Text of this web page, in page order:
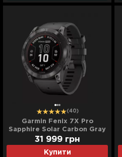
(40)
Garmin Fenix 7X Pro
Sapphire Solar Carbon Gray
DLC Titanium with Black
Band
Купити
31 999 грн